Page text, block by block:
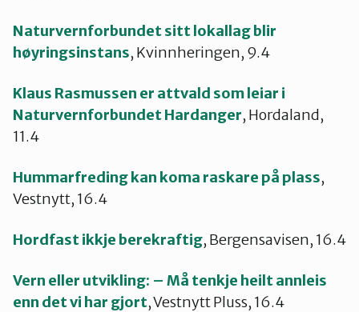
Naturvernforbundet sitt lokallag blir
høyringsinstans, Kvinnheringen, 9.4
Klaus Rasmussen er attvald som leiar i
Naturvernforbundet Hardanger, Hordaland,
11.4
Hummarfreding kan koma raskare på plass,
Vestnytt, 16.4
Hordfast ikkje berekraftig, Bergensavisen, 16.4
Vern eller utvikling: – Må tenkje heilt annleis
enn det vi har gjort, Vestnytt Pluss, 16.4